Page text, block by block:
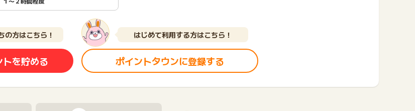
の方はこちら！
を貯める
はじめて利用する方はこちら！
ポイントタウンに登録する